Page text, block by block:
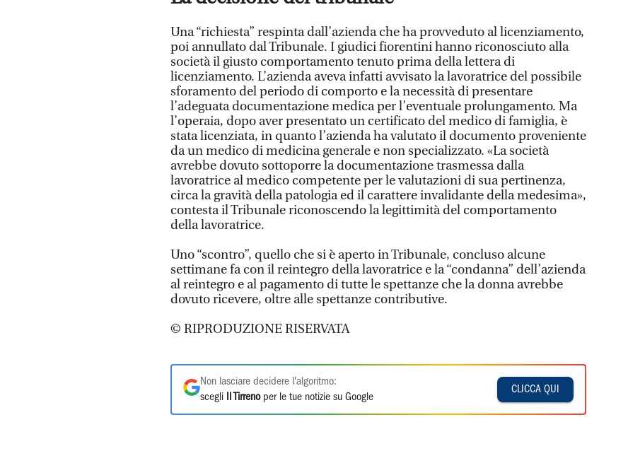
Una “richiesta” respinta dall’azienda che ha provveduto al licenziamento,
poi annullato dal Tribunale. I giudici fiorentini hanno riconosciuto alla
società il giusto comportamento tenuto prima della lettera di
licenziamento. L’azienda aveva infatti avvisato la lavoratrice del possibile
sforamento del periodo di comporto e la necessità di presentare
l’adeguata documentazione medica per l’eventuale prolungamento. Ma
l’operaia, dopo aver presentato un certificato del medico di famiglia, è
stata licenziata, in quanto l’azienda ha valutato il documento proveniente
da un medico di medicina generale e non specializzato. «La società
avrebbe dovuto sottoporre la documentazione trasmessa dalla
lavoratrice al medico competente per le valutazioni di sua pertinenza,
circa la gravità della patologia ed il carattere invalidante della medesima»,
contesta il Tribunale riconoscendo la legittimità del comportamento
della lavoratrice.
Uno “scontro”, quello che si è aperto in Tribunale, concluso alcune
settimane fa con il reintegro della lavoratrice e la “condanna” dell’azienda
al reintegro e al pagamento di tutte le spettanze che la donna avrebbe
dovuto ricevere, oltre alle spettanze contributive.
© RIPRODUZIONE RISERVATA
Non lasciare decidere l'algoritmo:
scegli
Il Tirrenoper le tue notizie su Google
CLICCA QUI